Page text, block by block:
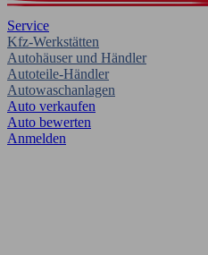
Service
Kfz-Werkstätten
Autohäuser und Händler
Autoteile-Händler
Autowaschanlagen
Auto verkaufen
Auto bewerten
Anmelden